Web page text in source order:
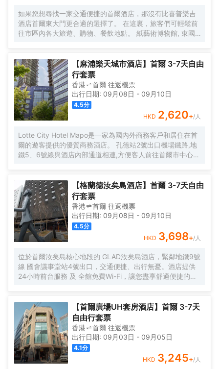
如果您想尋找一家交通便捷的首爾酒店，那沒有比喜普樂吉
酒店首爾東大門更合適的選擇了。 在這裏，旅客們可輕鬆前
往市區內各大旅遊、購物、餐飲地點。 紙藝術博物館, 東國
普遍好評。 酒店的特色服務有無線網絡, 洗衣服務/乾洗, 會
議設施, 保險箱, 接送服務。 喜普樂吉酒店首爾東大門有裝修
精美的客房，每間都配有液晶電視/等離子電視, 空調, 冰箱,
無線上網（免費）。 酒店內的健身中心是忙碌的一天後放鬆
身心的理想去處。 想在首爾尋找舒適又便捷的酒店，就一定
要考慮喜普樂吉酒店首爾東大門，能帶給您賓至如歸的感
覺。
【麻浦樂天城市酒店】首爾 3-7天自由
行套票
香港 首爾 往返機票
出行日期: 09月08日 - 09月10日
4.5分
HKD 2,620+/人
Lotte City Hotel Mapo是一家為國內外商務客戶和居住在首
爾的遊客提供的優質商務酒店。 孔德站2號出口機場鐵路,地
鐵5、6號線與酒店內部通道相連,方便客人前往首爾市中心和
新村、明洞。 Lotte City Hotel Mapo酒店為客人提供舒適的
客房、現代化的餐廳Naru、自然採光的室內游泳池、商務會
議室和健身中心等設施,提供與眾不同的服務,為客人提供舒適
的放鬆和成功的商務環境。
【格蘭德汝矣島酒店】首爾 3-7天自由
行套票
香港 首爾 往返機票
出行日期: 09月08日 - 09月10日
4.5分
HKD 3,698+/人
位於首爾汝矣島核心地段的 GLAD汝矣島酒店，緊鄰地鐵9號
線 國會議事堂站4號出口，交通便捷、出行無憂。酒店提供
24小時前台服務 及 全館免費Wi-Fi，讓您盡享舒適便捷的入
是商務出行還是休閒旅遊，都能滿足您的多樣需求。 清晨可
在一樓餐廳享用豐盛的 自助早餐（供應時間：06:30～
09:30），開啟活力滿滿的一天。傍晚時分，不妨前往本店
特色酒吧 Black Bar，品嚐精選 單一麥芽威士忌，或在14層
的高端日料餐廳 Kappo Aki，細品選用應季食材烹製的正宗
日本料理，體驗味蕾盛宴。 酒店步行 5分鐘可達國會議事
堂，15分鐘可達IFC Mall與The Hyundai Seoul現代百貨，購
【首爾廣場UH套房酒店】首爾 3-7天
自由行套票
香港 首爾 往返機票
出行日期: 09月03日 - 09月05日
4.1分
HKD 3,245+/人